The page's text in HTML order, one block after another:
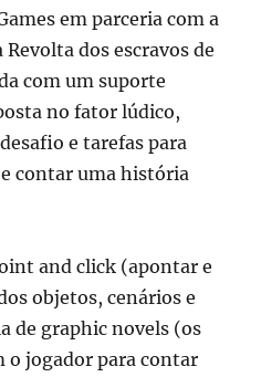
em parceria com a
dos escravos de
com um suporte
no fator lúdico,
e tarefas para
contar uma história
and click (apontar e
objetos, cenários e
de graphic novels (os
o jogador para contar